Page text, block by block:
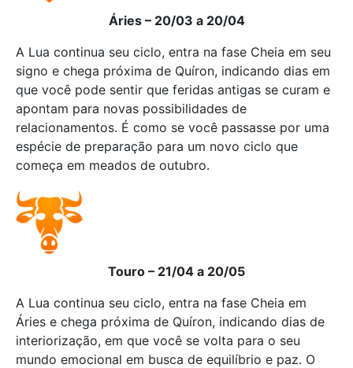
Áries – 20/03 a 20/04
A Lua continua seu ciclo, entra na fase Cheia em seu
signo e chega próxima de Quíron, indicando dias em
que você pode sentir que feridas antigas se curam e
apontam para novas possibilidades de
relacionamentos. É como se você passasse por uma
espécie de preparação para um novo ciclo que
começa em meados de outubro.
Touro – 21/04 a 20/05
A Lua continua seu ciclo, entra na fase Cheia em
Áries e chega próxima de Quíron, indicando dias de
interiorização, em que você se volta para o seu
mundo emocional em busca de equilíbrio e paz. O